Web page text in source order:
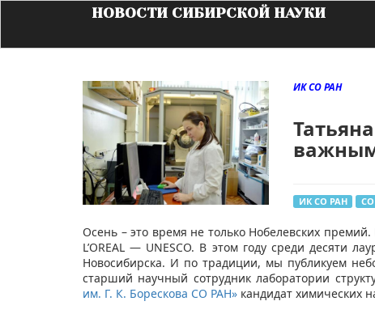
НОВОСТИ СИБИРСКОЙ НАУКИ
ИК СО РАН
ИК СО РАН
Осень – это время не только Нобелевских
L’OREAL — UNESCO. В этом году среди десяти
Новосибирска. И по традиции, мы публикуем
старший научный сотрудник лаборатории
им. Г. К. Борескова СО РАН» кандидат химических